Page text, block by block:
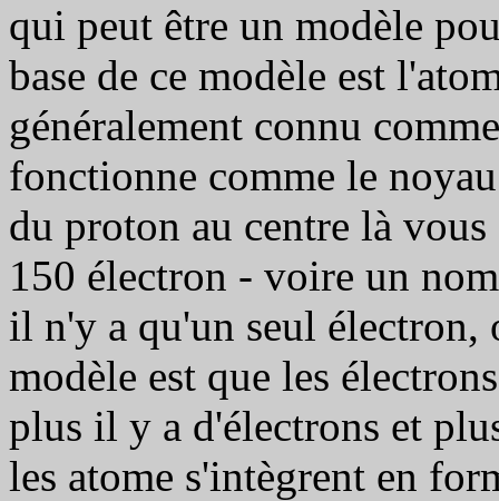
qui peut être un modèle
base de ce modèle est
généralement connu
fonctionne comme le
du proton au centre là
150 électron - voire un
il n'y a qu'un seul électron,
modèle est que les
plus il y a d'électrons et
les atome s'intègrent en